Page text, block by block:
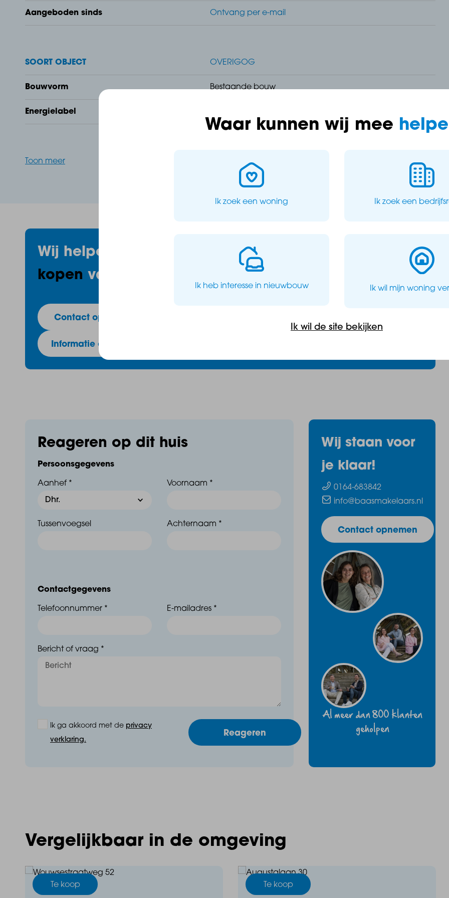
- Goed bereikbaar
Aangeboden sinds Ontvang per e-mail
SOORT OBJECT OVERIGOG
Bouwvorm Bestaande bouw
Energielabel
Toon meer
Wij helpen je
met het
kopen van uw huis!
Contact opnemen
Informatie over hypotheken
Reageren op dit huis
Persoonsgegevens
Aanhef * Voornaam *
Tussenvoegsel Achternaam *
Contactgegevens
Telefoonnummer * E-mailadres *
Bericht of vraag *
Ik ga akkoord met de privacy
verklaring.
Reageren
Wij staan voor
je klaar!
0164-683842
info@baasmakelaars.nl
Contact opnemen
Al meer dan 800 klanten
geholpen
Vergelijkbaar in de omgeving
Te koop Te koop
Waar kunnen wij mee
Ik zoek een woning Ik zoek een
Ik heb interesse in nieuwbouw Ik wil mijn woning
Ik wil de site bekijken